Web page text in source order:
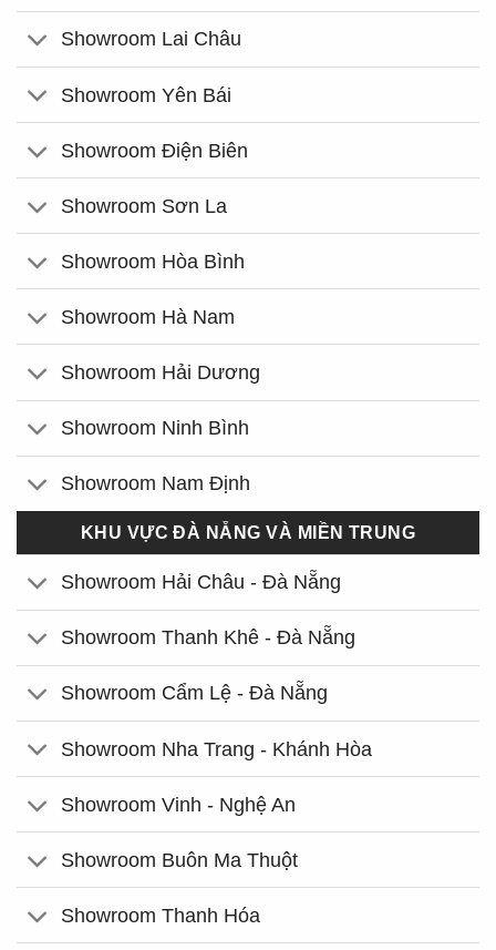
Showroom Lai Châu
Showroom Yên Bái
Showroom Điện Biên
Showroom Sơn La
Showroom Hòa Bình
Showroom Hà Nam
Showroom Hải Dương
Showroom Ninh Bình
Showroom Nam Định
KHU VỰC ĐÀ NẴNG VÀ MIỀN TRUNG
Showroom Hải Châu - Đà Nẵng
Showroom Thanh Khê - Đà Nẵng
Showroom Cẩm Lệ - Đà Nẵng
Showroom Nha Trang - Khánh Hòa
Showroom Vinh - Nghệ An
Showroom Buôn Ma Thuột
Showroom Thanh Hóa